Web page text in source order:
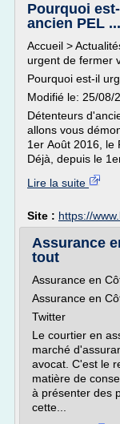
Pourquoi
ancien PEL ...
Accueil >
urgent de fermer
Pourquoi est-il
Modifié le: 25/08/
Détenteurs
allons vous
1er Août 2016, le
Déjà, depuis le
Lire la suite
Site : https://
Assurance
tout
Assurance en
Assurance en
Twitter
Le courtier en
marché
avocat. C'est le
matière de
à présenter des
cette...